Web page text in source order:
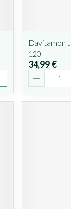
Davitamon
120
34,99 €
Quantité